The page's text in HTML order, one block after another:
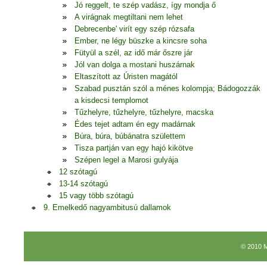
Jó reggelt, te szép vadász, így mondja ő
A virágnak megtiltani nem lehet
Debrecenbe' virít egy szép rózsafa
Ember, ne légy büszke a kincsre soha
Fütyül a szél, az idő már őszre jár
Jól van dolga a mostani huszárnak
Eltaszított az Úristen magától
Szabad pusztán szól a ménes kolompja; Bádogozzák
a kisdecsi templomot
Tűzhelyre, tűzhelyre, tűzhelyre, macska
Édes tejet adtam én egy madárnak
Búra, búra, búbánatra születtem
Tisza partján van egy hajó kikötve
Szépen legel a Marosi gulyája
12 szótagú
13-14 szótagú
15 vagy több szótagú
9. Emelkedő nagyambitusú dallamok
© 2010